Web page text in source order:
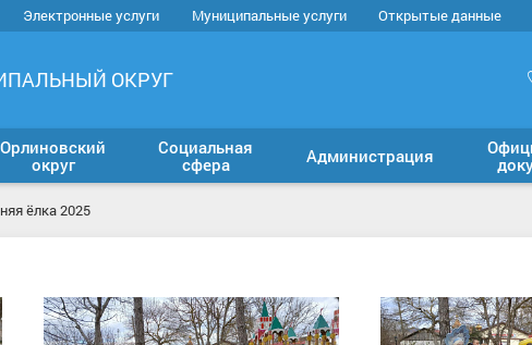
Электронные услуги Муниципальные услуги Открытые данные
ОКРУГ
Орлиновский
округ
Социальная
сфера
Администрация
ёлка 2025